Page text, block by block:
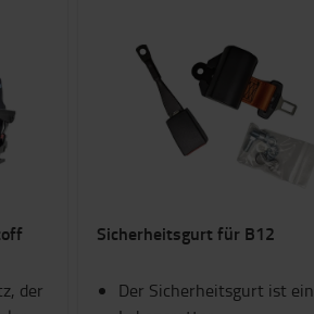
der
Sicherheitsgurt für B12
Der Sicherheitsgurt ist ein